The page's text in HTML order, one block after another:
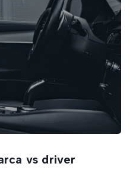
vs driver